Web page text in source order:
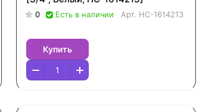
0 Есть в наличии Арт. НС-1614213
Купить